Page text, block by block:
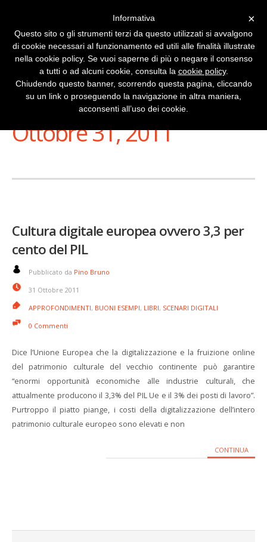
Stai Visualizzando
Ottobre 31, 2011
Cultura digitale europea ovvero 3,3 per
cento del PIL
Pubblicato da Pino Bruno
31 Ottobre 2011
APPROFONDIMENTI, BUONI ESEMPI, LIBRI, SCENARI DIGITALI
0 Commenti
Dice l’Unione Europea che la digitalizzazione e la fruizione online
del patrimonio culturale del vecchio continente può garantire
“enormi opportunità economiche alle industrie culturali, che
attualmente producono il 3,3% del PIL Ue e il 3% dei posti di lavoro”.
Purtroppo il piatto piange, i costi della digitalizzazione dell’intero
patrimonio culturale europeo sono elevati e non
CONTINUA
×
Informativa
Questo sito o gli strumenti terzi da questo utilizzati si avvalgono
di cookie necessari al funzionamento ed utili alle finalità illustrate
nella cookie policy. Se vuoi saperne di più o negare il consenso
a tutti o ad alcuni cookie, consulta la cookie policy.
Chiudendo questo banner, scorrendo questa pagina, cliccando
su un link o proseguendo la navigazione in altra maniera,
acconsenti all’uso dei cookie.